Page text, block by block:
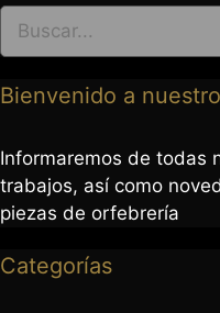
Bienvenido a
Informaremos de todas
trabajos, así como
piezas de orfebrería
Categorías